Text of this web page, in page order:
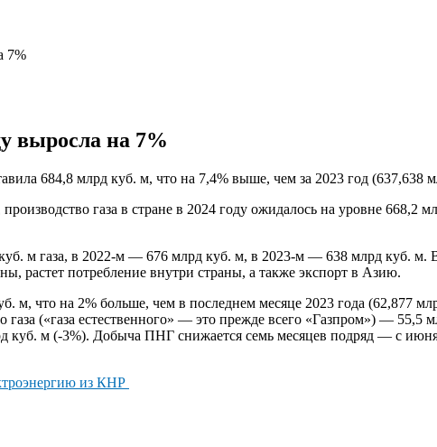
7%
выросла на 7%
684,8 млрд куб. м, что на 7,4% выше, чем за 2023 год (637,638
газа в стране в 2024 году ожидалось на уровне 668,2
м газа, в 2022-м — 676 млрд куб. м, в 2023-м — 638 млрд куб. м. В
растет потребление внутри страны, а также экспорт в Азию.
м, что на 2% больше, чем в последнем месяце 2023 года (62,877
(«газа естественного» — это прежде всего «Газпром») — 55,5
м (-3%). Добыча ПНГ снижается семь месяцев подряд — с
из КНР